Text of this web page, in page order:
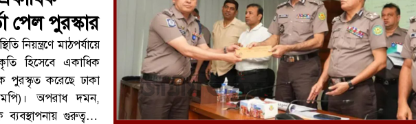
পেল পুরস্কার
নিয়ন্ত্রণে মাঠপর্যায়ে
হিসেবে একাধিক
পুরস্কৃত করেছে ঢাকা
অপরাধ দমন,
গুরুত্বপূর্ণ